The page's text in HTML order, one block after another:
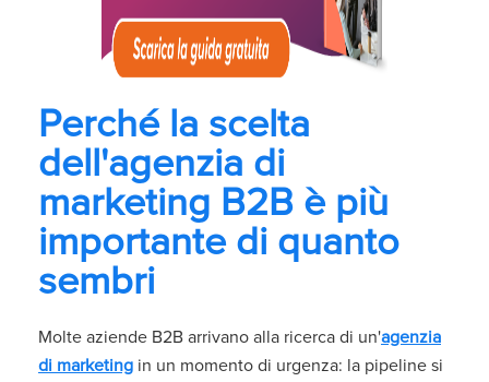
Perché la scelta
dell'agenzia di
marketing B2B è più
importante di quanto
sembri
Molte aziende B2B arrivano alla ricerca di un'agenzia
di marketing in un momento di urgenza: la pipeline si